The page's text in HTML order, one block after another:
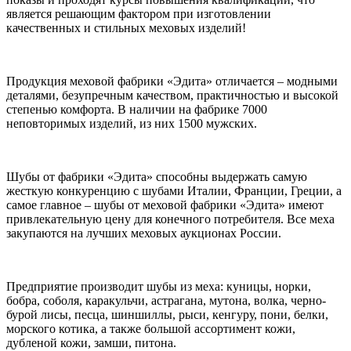
является решающим фактором при изготовлении
качественных и стильных меховых изделий!
Продукция меховой фабрики «Эдита» отличается – модными
деталями, безупречным качеством, практичностью и высокой
степенью комфорта. В наличии на фабрике 7000
неповторимых изделий, из них 1500 мужских.
Шубы от фабрики «Эдита» способны выдержать самую
жесткую конкуренцию с шубами Италии, Франции, Греции, а
самое главное – шубы от меховой фабрики «Эдита» имеют
привлекательную цену для конечного потребителя. Все меха
закупаются на лучших меховых аукционах России.
Предприятие производит шубы из меха: куницы, норки,
бобра, соболя, каракульчи, астрагана, мутона, волка, черно-
бурой лисы, песца, шиншиллы, рыси, кенгуру, пони, белки,
морского котика, а также большой ассортимент кожи,
дубленой кожи, замши, питона.